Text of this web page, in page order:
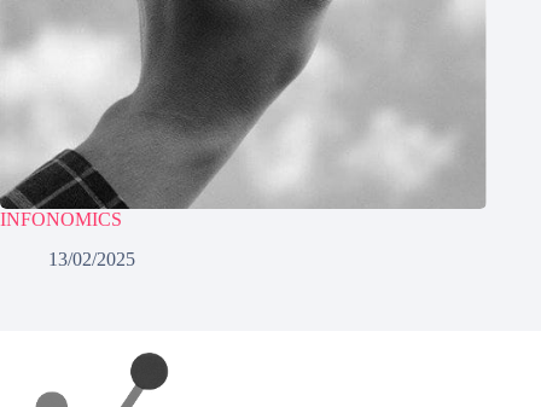
INFONOMICS
13/02/2025